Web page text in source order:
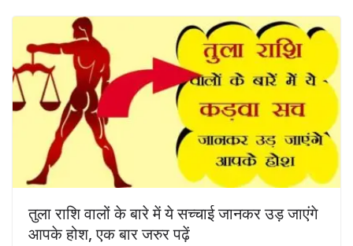
तुला राशि वालों के बारे में ये सच्चाई जानकर उड़ जाएंगे
आपके होश, एक बार जरुर पढ़ें